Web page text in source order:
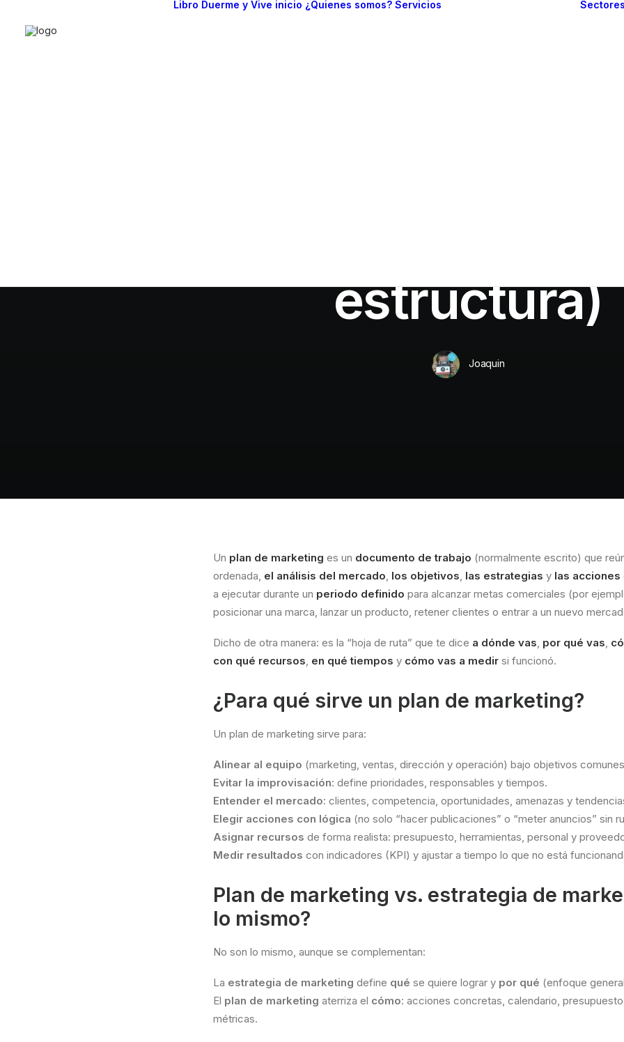
Libro Duerme y Vive inicio ¿Quienes somos? Servicios
estructura)
Joaquin
Un plan de marketing es un documento de trabajo (normalmente escrito) que
ordenada, el análisis del mercado, los objetivos, las estrategias y las acciones
a ejecutar durante un periodo definido para alcanzar metas comerciales (por
posicionar una marca, lanzar un producto, retener clientes o entrar a un nuevo
Dicho de otra manera: es la “hoja de ruta” que te dice a dónde vas, por qué vas,
con qué recursos, en qué tiempos y cómo vas a medir si funcionó.
¿Para qué sirve un plan de marketing?
Un plan de marketing sirve para:
Alinear al equipo (marketing, ventas, dirección y operación) bajo objetivos
Evitar la improvisación: define prioridades, responsables y tiempos.
Entender el mercado: clientes, competencia, oportunidades, amenazas y
Elegir acciones con lógica (no solo “hacer publicaciones” o “meter anuncios” sin
Asignar recursos de forma realista: presupuesto, herramientas, personal y
Medir resultados con indicadores (KPI) y ajustar a tiempo lo que no está
Plan de marketing vs. estrategia de
lo mismo?
No son lo mismo, aunque se complementan:
La estrategia de marketing define qué se quiere lograr y por qué (enfoque
El plan de marketing aterriza el cómo: acciones concretas, calendario,
métricas.